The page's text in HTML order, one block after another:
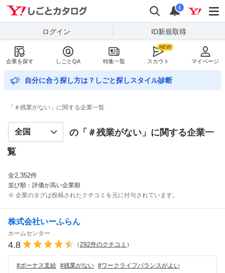
Yahoo!しごとカタログ
検索
通知
i
ログイン ID新規取得
企業を探す しごとQA 特集一覧 スカウト マイページ
自分に合う探し方は？しごと探しスタイル診断
「＃残業がない」に関する企業一覧
の「＃残業がない 」に関する企業一
覧
全2,352件
並び順：評価が高い企業順
※ 企業のタグは投稿されたクチコミを元に付与されています。
株式会社いーふらん
ホームセンター
4.8 （292件のクチコミ ）
#ボーナス支給 #残業がない #ワークライフバランスがよい